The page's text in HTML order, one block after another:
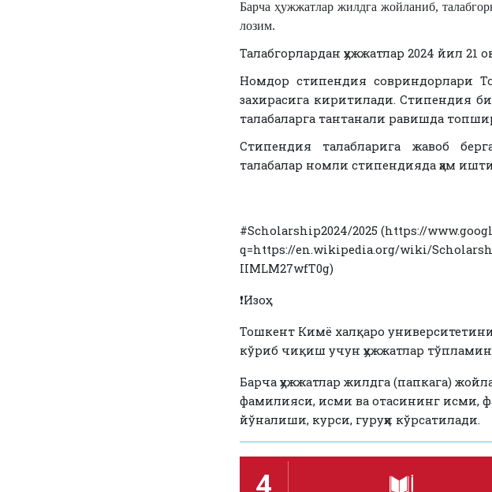
Барча ҳужжатлар жилдга жойланиб,
лозим.
Талабгорлардан ҳужжатлар 2024 йил 21
Номдор стипендия совриндорлари
захирасига киритилади. Стипендия
талабаларга тантанали равишда
Стипендия талабларига жавоб
талабалар номли стипендияда ҳам
#Scholarship2024/2025 (https://
q=https://en.wikipedia.org/wiki/
IIMLM27wfT0g)
❗️Изоҳ:
Тошкент Кимё халқаро
кўриб чиқиш учун ҳужжатлар
Барча ҳужжатлар жилдга (папкага)
фамилияси, исми ва отасининг исми,
йўналиши, курси, гуруҳи кўрсатилади.
4